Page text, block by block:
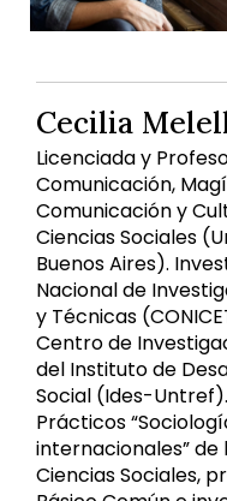
Cecilia
Licenciada y
Comunicación,
Comunicación y
Ciencias Sociales
Buenos Aires).
Nacional de
y Técnicas
Centro de
del Instituto de
Social (Ides-
Prácticos
internacionales” de
Ciencias Sociales,